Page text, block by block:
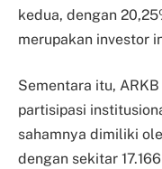
kedua, dengan
merupakan investor
Sementara itu,
partisipasi
sahamnya dimiliki
dengan sekitar